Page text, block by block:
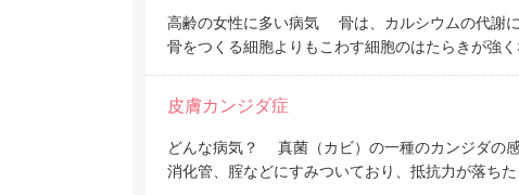
高齢の女性に多い病気 骨は、カルシウムの代謝
骨をつくる細胞よりもこわす細胞のはたらきが強
皮膚カンジダ症
どんな病気？ 真菌（カビ）の一種のカンジダの
消化管、腟などにすみついており、抵抗力が落ち